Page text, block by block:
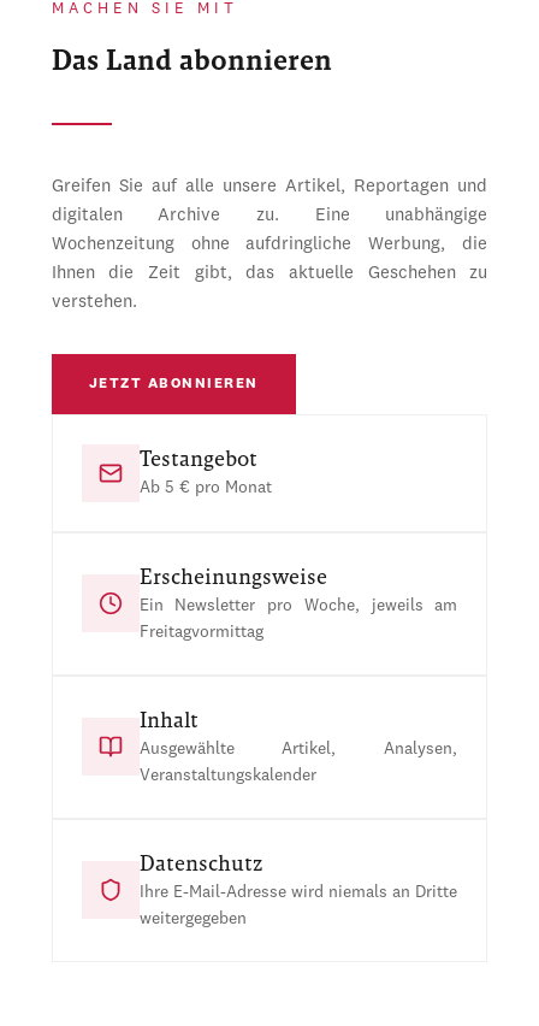
MACHEN SIE MIT
Das Land abonnieren
Greifen Sie auf alle unsere Artikel, Reportagen und
digitalen Archive zu. Eine unabhängige
Wochenzeitung ohne aufdringliche Werbung, die
Ihnen die Zeit gibt, das aktuelle Geschehen zu
verstehen.
JETZT ABONNIEREN
Testangebot
Ab 5 € pro Monat
Erscheinungsweise
Ein Newsletter pro Woche, jeweils am
Freitagvormittag
Inhalt
Ausgewählte Artikel, Analysen,
Veranstaltungskalender
Datenschutz
Ihre E-Mail-Adresse wird niemals an Dritte
weitergegeben